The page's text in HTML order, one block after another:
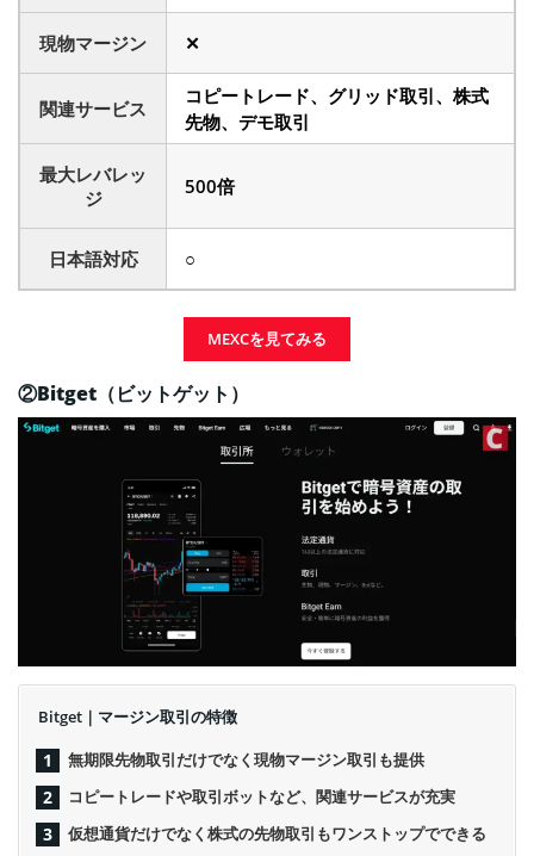
現物マージン ✕
関連サービス
コピートレード、グリッド取引、株式
先物、デモ取引
最大レバレッ
ジ
500倍
日本語対応 ○
MEXCを見てみる
②Bitget（ビットゲット）
Bitget｜マージン取引の特徴
無期限先物取引だけでなく現物マージン取引も提供
コピートレードや取引ボットなど、関連サービスが充実
仮想通貨だけでなく株式の先物取引もワンストップでできる